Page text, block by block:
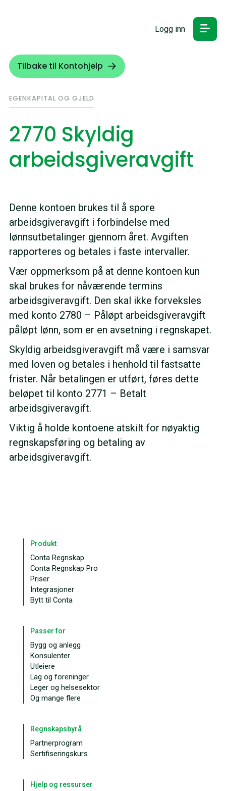
Logg inn
Tilbake til Kontohjelp
EGENKAPITAL OG GJELD
2770 Skyldig
arbeidsgiveravgift
Denne kontoen brukes til å spore
arbeidsgiveravgift i forbindelse med
lønnsutbetalinger gjennom året. Avgiften
rapporteres og betales i faste intervaller.
Vær oppmerksom på at denne kontoen kun
skal brukes for nåværende termins
arbeidsgiveravgift. Den skal ikke forveksles
med konto 2780 – Påløpt arbeidsgiveravgift
påløpt lønn, som er en avsetning i regnskapet.
Skyldig arbeidsgiveravgift må være i samsvar
med loven og betales i henhold til fastsatte
frister. Når betalingen er utført, føres dette
beløpet til konto 2771 – Betalt
arbeidsgiveravgift.
Viktig å holde kontoene atskilt for nøyaktig
regnskapsføring og betaling av
arbeidsgiveravgift.
Produkt
Conta Regnskap
Conta Regnskap Pro
Priser
Integrasjoner
Bytt til Conta
Passer for
Bygg og anlegg
Konsulenter
Utleiere
Lag og foreninger
Leger og helsesektor
Og mange flere
Regnskapsbyrå
Partnerprogram
Sertifiseringskurs
Hjelp og ressurser